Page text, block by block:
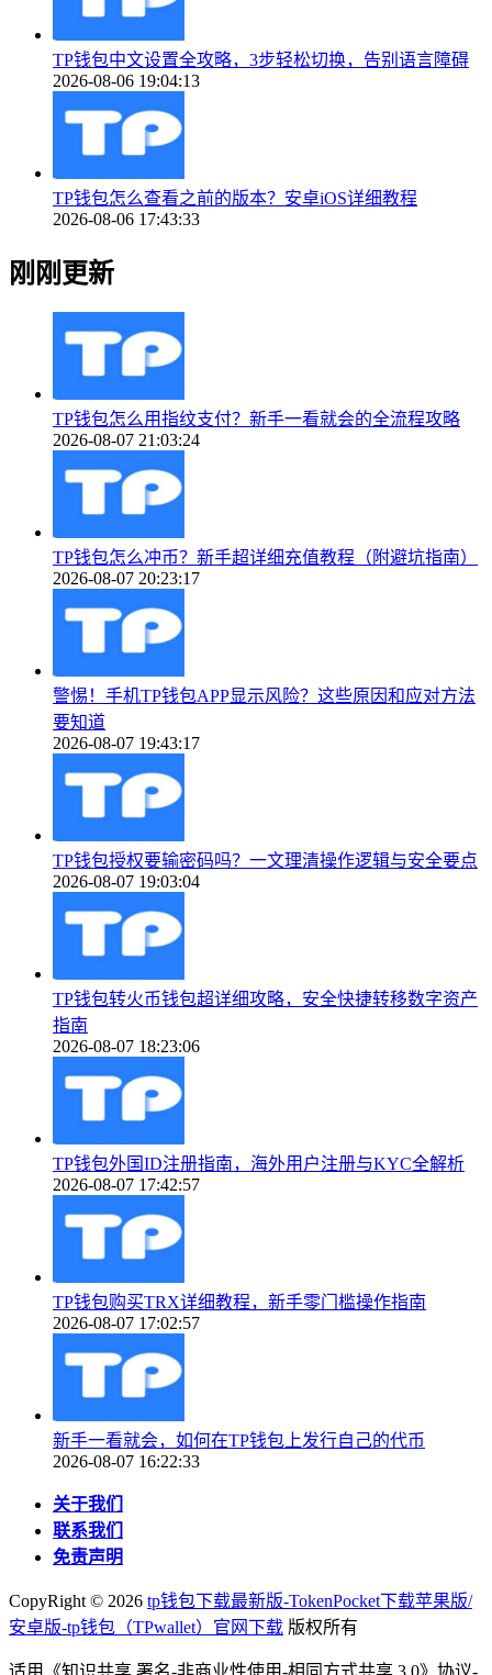
TP钱包中文设置全攻略，3步轻松切换，告别语言障碍
2026-08-06 19:04:13
TP钱包怎么查看之前的版本？安卓iOS详细教程
2026-08-06 17:43:33
刚刚更新
TP钱包怎么用指纹支付？新手一看就会的全流程攻略
2026-08-07 21:03:24
TP钱包怎么冲币？新手超详细充值教程（附避坑指南）
2026-08-07 20:23:17
警惕！手机TP钱包APP显示风险？这些原因和应对方法
要知道
2026-08-07 19:43:17
TP钱包授权要输密码吗？一文理清操作逻辑与安全要点
2026-08-07 19:03:04
TP钱包转火币钱包超详细攻略，安全快捷转移数字资产
指南
2026-08-07 18:23:06
TP钱包外国ID注册指南，海外用户注册与KYC全解析
2026-08-07 17:42:57
TP钱包购买TRX详细教程，新手零门槛操作指南
2026-08-07 17:02:57
新手一看就会，如何在TP钱包上发行自己的代币
2026-08-07 16:22:33
关于我们
联系我们
免责声明
CopyRight © 2026 tp钱包下载最新版-TokenPocket下载苹果版/
安卓版-tp钱包（TPwallet）官网下载 版权所有